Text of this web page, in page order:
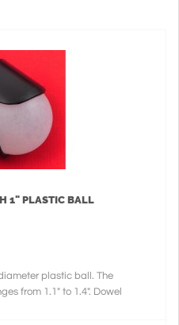
1" PLASTIC BALL
plastic ball. The
from 1.1" to 1.4". Dowel